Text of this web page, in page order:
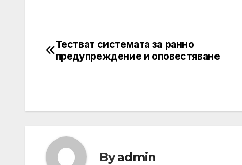
Post
Тестват системата за ранно
предупреждение и оповестяване
Byadmin